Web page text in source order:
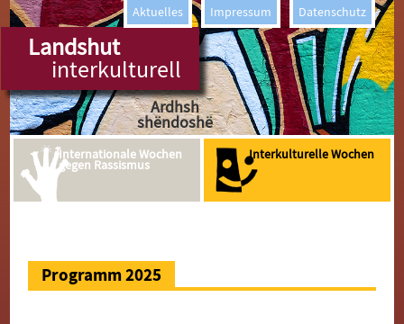
Aktuelles Impressum Datenschutz
Landshut
interkulturell
willkommen
Kakoti
Bienvenidos
Ardhsh
shëndoshë
As-Salaam-
Alaykum
Gut Tog
Internationale Wochen
gegen Rassismus
Interkulturelle Wochen
Programm 2025